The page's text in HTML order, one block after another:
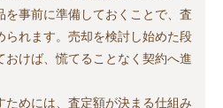
を事前に準備しておくことで、査
られます。売却を検討し始めた段
おけば、慌てることなく契約へ進
ためには、査定額が決まる仕組み